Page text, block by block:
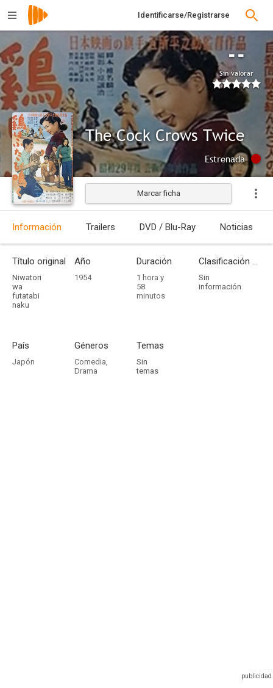
Identificarse/Registrarse
--
Sin valorar
The Cock Crows Twice
Estrenada
Marcar ficha
Información Trailers DVD / Blu-Ray Noticias
Título original
Niwatori
wa
futatabi
naku
Año
1954
Duración
1 hora y
58
minutos
Clasificación por edades
Sin
información
País
Japón
Géneros
Comedia,
Drama
Temas
Sin
temas